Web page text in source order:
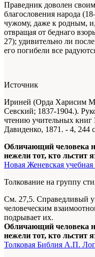
Праведник доволен
благословения народа
чужому, даже к родным,
отвращая от беднаго
27); удивительно ли
его погибели все
Источник
Ириней (Орда Харисим
Севский; 1837-1904.).
чтению учительных книг
Давиденко, 1871. - 4, 244
Обличающий человека
нежели тот, кто льстит
Новая Женевская
Толкование на группу
См. 27,5. Справедливый
человеческим
подрывает их.
Обличающий человека
нежели тот, кто льстит
Толковая Библия А.П.